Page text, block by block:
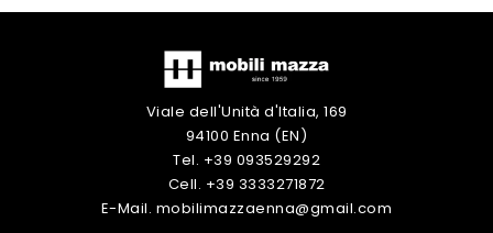
Viale dell'Unità d'Italia, 169
94100 Enna (EN)
Tel. +39 093529292
Cell. +39 3333271872
E-Mail. mobilimazzaenna@gmail.com